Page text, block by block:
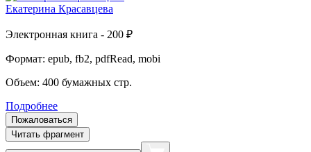
Екатерина Красавцева
Электронная книга - 200 ₽
Формат: epub, fb2, pdfRead, mobi
Объем: 400 бумажных стр.
Подробнее
Пожаловаться
Читать фрагмент